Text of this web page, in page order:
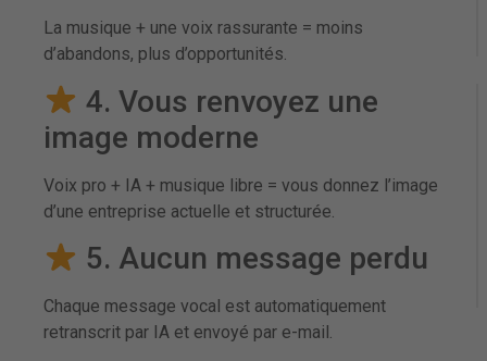
La musique + une voix rassurante = moins
d’abandons, plus d’opportunités.
4. Vous renvoyez une
image moderne
Voix pro + IA + musique libre = vous donnez l’image
d’une entreprise actuelle et structurée.
5. Aucun message perdu
Chaque message vocal est automatiquement
retranscrit par IA et envoyé par e-mail.